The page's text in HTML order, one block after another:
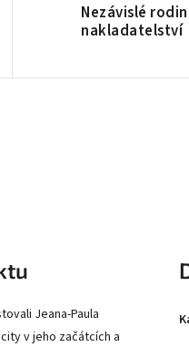
Nezávislé
nakladatelství
Jeana-Paula
v jeho začátcích a